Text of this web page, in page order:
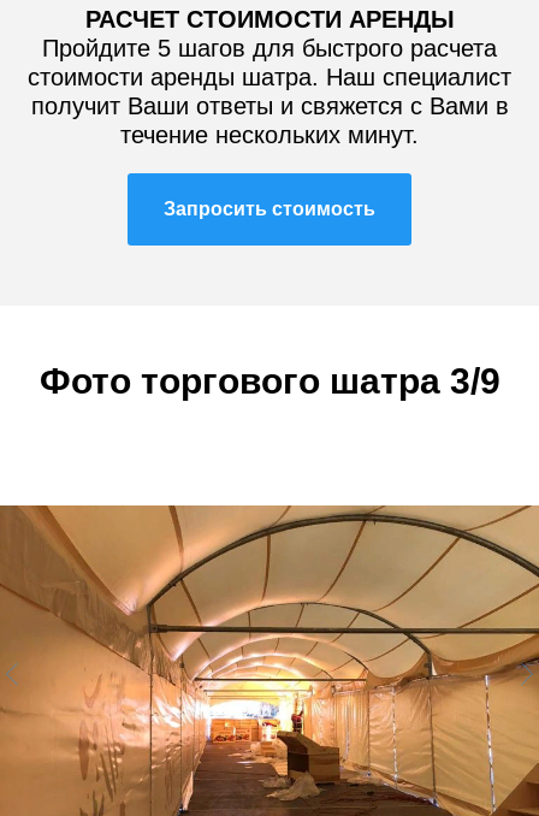
РАСЧЕТ СТОИМОСТИ АРЕНДЫ
Пройдите 5 шагов для быстрого расчета
стоимости аренды шатра. Наш специалист
получит Ваши ответы и свяжется с Вами в
течение нескольких минут.
Запросить стоимость
Фото торгового шатра3/9